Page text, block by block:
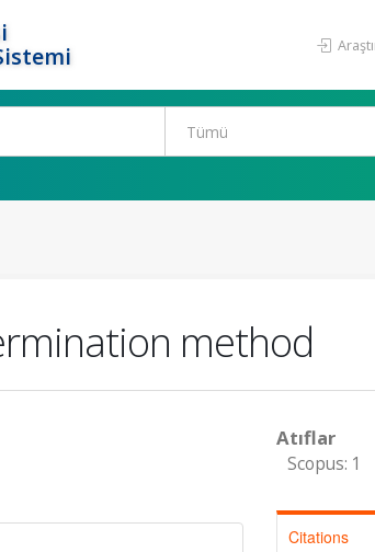
method
Atıflar
Scopus: 1
Citations